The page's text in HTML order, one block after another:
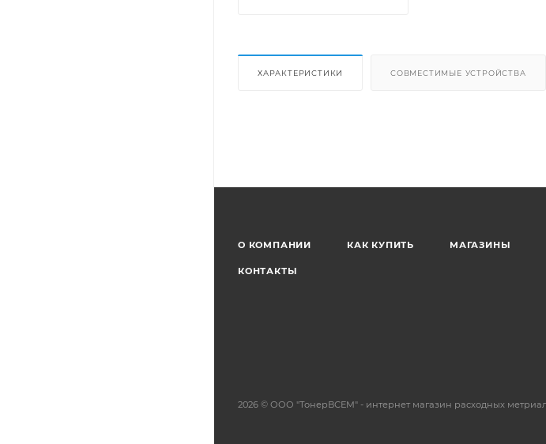
C5501,
ХАРАКТЕРИСТИКИ СОВМЕСТИМЫЕ УСТРОЙСТВА
О КОМПАНИИ КАК КУПИТЬ МАГАЗИНЫ
КОНТАКТЫ
2026 © ООО "ТонерВСЕМ" - интернет магазин расходных